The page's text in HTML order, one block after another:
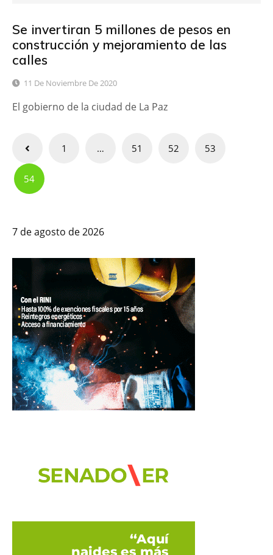
Se invertiran 5 millones de pesos en
construcción y mejoramiento de las
calles
11 De Noviembre De 2020
El gobierno de la ciudad de La Paz
Paginación
de
entradas
1 … 51 52 53
54
7 de agosto de 2026